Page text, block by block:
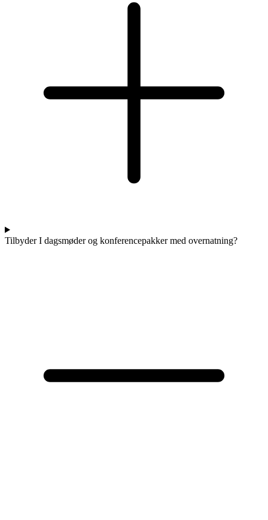
Tilbyder I dagsmøder og konferencepakker med overnatning?